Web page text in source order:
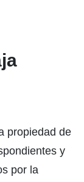
propiedad de
y
por la